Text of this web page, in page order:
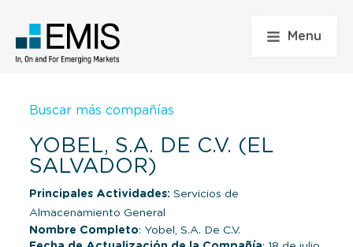
Menu
Buscar más compañías
YOBEL, S.A. DE C.V. (EL
SALVADOR)
Principales Actividades: Servicios de
Almacenamiento General
Nombre Completo: Yobel, S.A. De C.V.